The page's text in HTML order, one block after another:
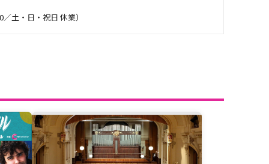
土・日・祝日 休業）